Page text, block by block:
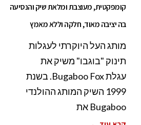
קומפקטית, מעוצבת ומלאת שיק והנסיעה
בה יציבה מאוד, חלקה וללא מאמץ
מותג העל היוקרתי לעגלות
תינוק "בוגבו" משיק את
עגלת Bugaboo Fox. בשנת
1999 השיק המותג ההולנדי
Bugaboo את